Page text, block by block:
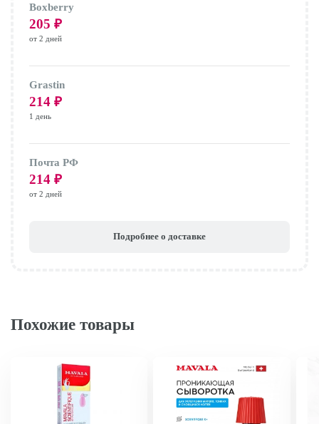
Boxberry
205 ₽
от 2 дней
Grastin
214 ₽
1 день
Почта РФ
214 ₽
от 2 дней
Подробнее о доставке
Похожие товары